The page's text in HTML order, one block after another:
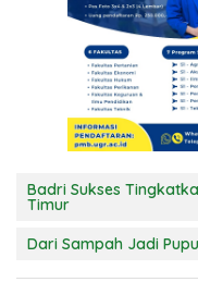
Badri Sukses
Timur
Dari Sampah Jadi